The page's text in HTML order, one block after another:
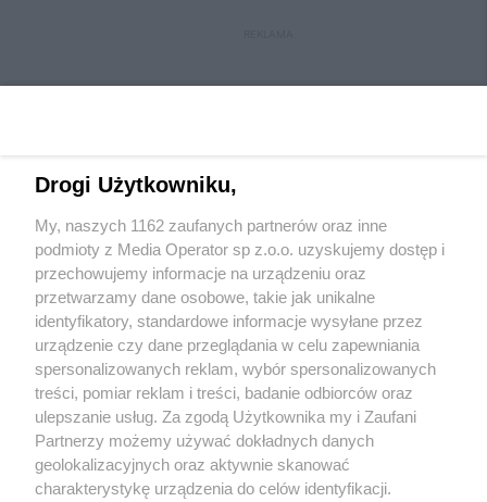
Wydawca mediówlokalnych
Nie zapomnij
zapoznać się z:
polityką prywatności
Twojemiasto
Piekary Śląskie
Chorzów
Tarnowskie Góry
Skontakuj sięz nami
Kontakt
Redakcja
Newsletter
Drogi Użytkowniku,
My, naszych 1162 zaufanych partnerów oraz inne
podmioty z Media Operator sp z.o.o. uzyskujemy dostęp i
przechowujemy informacje na urządzeniu oraz
przetwarzamy dane osobowe, takie jak unikalne
identyfikatory, standardowe informacje wysyłane przez
urządzenie czy dane przeglądania w celu zapewniania
spersonalizowanych reklam, wybór spersonalizowanych
treści, pomiar reklam i treści, badanie odbiorców oraz
ulepszanie usług. Za zgodą Użytkownika my i Zaufani
Partnerzy możemy używać dokładnych danych
geolokalizacyjnych oraz aktywnie skanować
charakterystykę urządzenia do celów identyfikacji.